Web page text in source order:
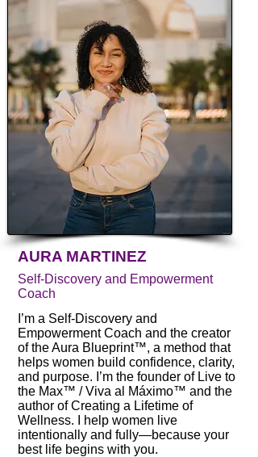
AURA MARTINEZ
Self-Discovery and Empowerment
Coach
I’m a Self-Discovery and
Empowerment Coach and the creator
of the Aura Blueprint™, a method that
helps women build confidence, clarity,
and purpose. I’m the founder of Live to
the Max™ / Viva al Máximo™ and the
author of Creating a Lifetime of
Wellness. I help women live
intentionally and fully—because your
best life begins with you.